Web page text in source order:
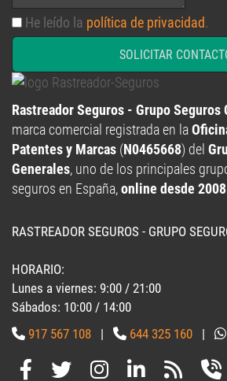
He leído la política de privacidad.
SOLICITAR
Rastreador Seguros - Grupo
marca comercial registrada en la
Patentes y Marcas (N0465668) del
Generales, uno de los principales
seguros en España,online desde 2008
RASTREADOR SEGUROS - GRUPO
HORARIO:
Lunes a viernes: 9:00 / 21:00
Sábados: 10:00 / 14:00
917 567 108 | 644 325 160 |